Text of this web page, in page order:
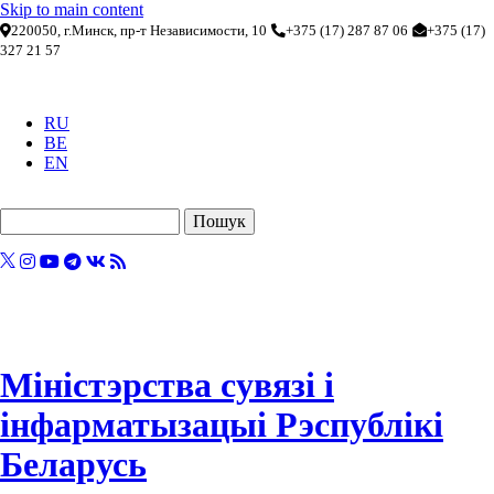
Skip to main content
220050, г.Минск, пр-т Независимости, 10 +375 (17) 287 87 06
+375 (17)
327 21 57
RU
BE
EN
Міністэрства сувязі і
інфарматызацыі Рэспублікі
Беларусь